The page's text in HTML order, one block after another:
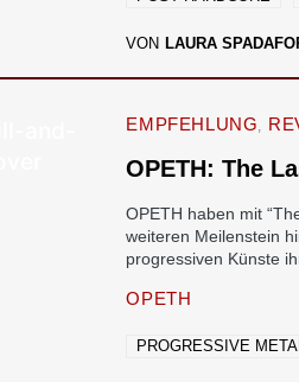
VON LAURA
EMPFEHLUNG
OPETH: The
OPETH haben mit
weiteren Meilenstein
progressiven Künste
OPETH
PROGRESSIVE